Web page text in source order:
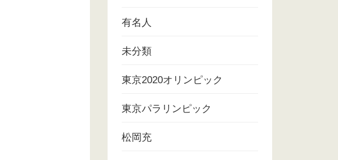
有名人
未分類
東京2020オリンピック
東京パラリンピック
松岡充